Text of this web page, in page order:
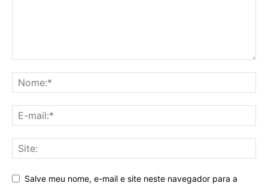
Salve meu nome, e-mail e site neste navegador para a